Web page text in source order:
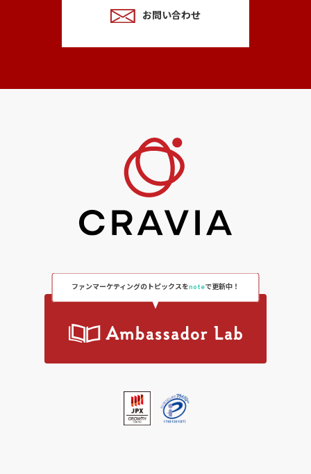
お問い合わせ
ファンマーケティングのトピックスをnoteで更新中！